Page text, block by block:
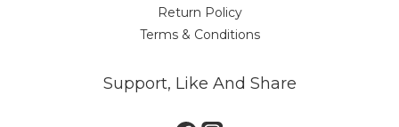
Return Policy
Terms & Conditions
Support, Like And Share